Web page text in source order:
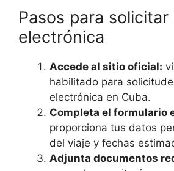
Pasos para solicitar
electrónica
Accede al sitio oficial:
habilitado para
electrónica en Cuba.
Completa el formulario
proporciona tus datos
del viaje y fechas
Adjunta documentos